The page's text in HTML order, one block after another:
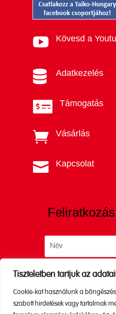
Tiszteletben tartjuk az
Cookie-kat használunk a
szabott hirdetések vagy tartalmak
 Kövesd a
 Adatkezelés
 Támogatás
 Vásárlás
 Kapcsolat